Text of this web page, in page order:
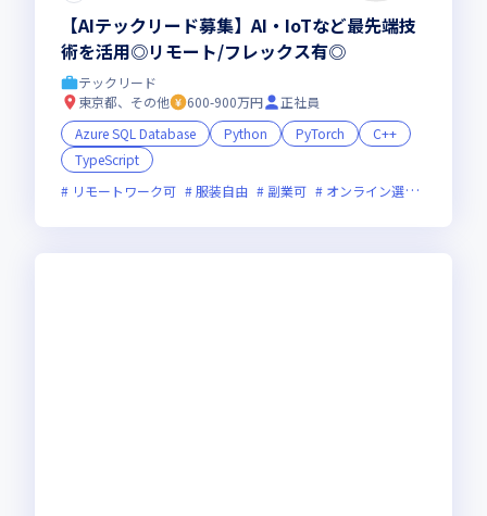
【AIテックリード募集】AI・IoTなど最先端技
術を活用◎リモート/フレックス有◎
テックリード
東京都、その他
600-900万円
正社員
Azure SQL Database
Python PyTorch
C++
TypeScript
リモートワーク可
服装自由 副業可 オンライン選考可